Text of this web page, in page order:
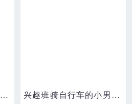
手绘小男孩学骑自行车素材 兴趣班骑自行车的小男孩免抠元素